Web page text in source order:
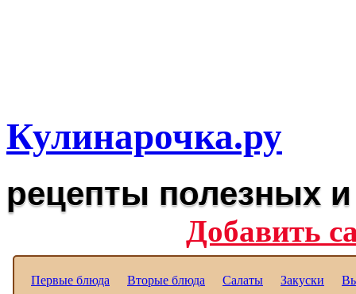
Кулинарочка.ру
рецепты полезных
Добавить
Первые блюда Вторые блюда Салаты Закуски